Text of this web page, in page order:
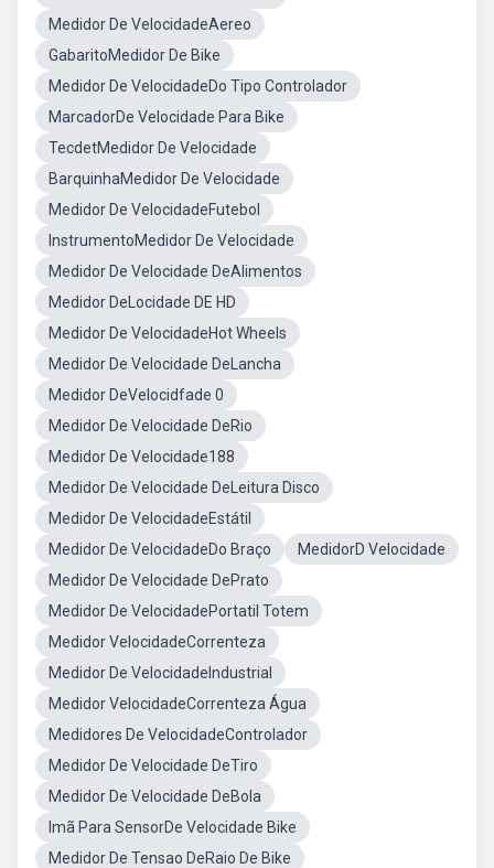
Medidor De VelocidadeAereo
GabaritoMedidor De Bike
Medidor De VelocidadeDo Tipo Controlador
MarcadorDe Velocidade Para Bike
TecdetMedidor De Velocidade
BarquinhaMedidor De Velocidade
Medidor De VelocidadeFutebol
InstrumentoMedidor De Velocidade
Medidor De Velocidade DeAlimentos
Medidor DeLocidade DE HD
Medidor De VelocidadeHot Wheels
Medidor De Velocidade DeLancha
Medidor DeVelocidfade 0
Medidor De Velocidade DeRio
Medidor De Velocidade188
Medidor De Velocidade DeLeitura Disco
Medidor De VelocidadeEstátil
Medidor De VelocidadeDo Braço
MedidorD Velocidade
Medidor De Velocidade DePrato
Medidor De VelocidadePortatil Totem
Medidor VelocidadeCorrenteza
Medidor De VelocidadeIndustrial
Medidor VelocidadeCorrenteza Água
Medidores De VelocidadeControlador
Medidor De Velocidade DeTiro
Medidor De Velocidade DeBola
Imã Para SensorDe Velocidade Bike
Medidor De Tensao DeRaio De Bike